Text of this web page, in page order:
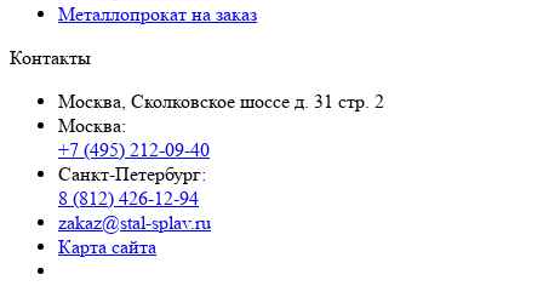
Металлопрокат на заказ
Контакты
Москва, Сколковское шоссе д. 31 стр. 2
Москва:
+7 (495) 212-09-40
Санкт-Петербург:
8 (812) 426-12-94
zakaz@stal-splav.ru
Карта сайта